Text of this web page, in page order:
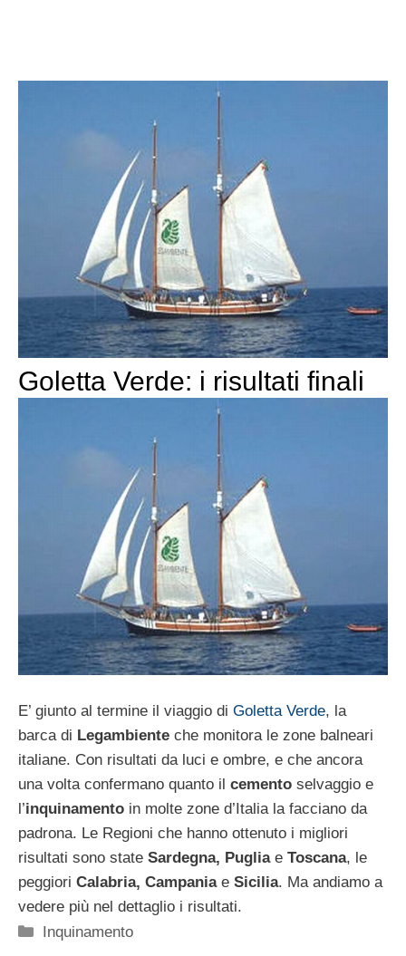
Goletta Verde: i risultati finali
E’ giunto al termine il viaggio di Goletta Verde, la
barca di Legambiente che monitora le zone balneari
italiane. Con risultati da luci e ombre, e che ancora
una volta confermano quanto il cemento selvaggio e
l’inquinamento in molte zone d’Italia la facciano da
padrona. Le Regioni che hanno ottenuto i migliori
risultati sono state Sardegna, Pugliae Toscana, le
peggiori Calabria, Campaniae Sicilia. Ma andiamo a
vedere più nel dettaglio i risultati.
Categorie
Inquinamento